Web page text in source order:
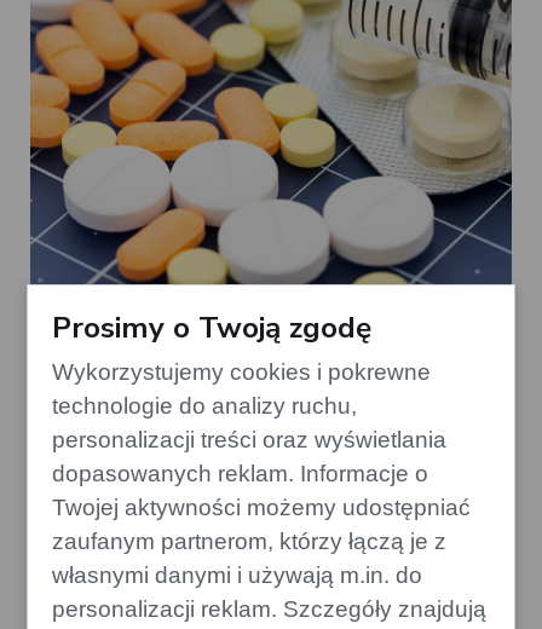
Jakie zagrożenia niosą za sobą
dopalacze?
Prosimy o Twoją zgodę
Wykorzystujemy cookies i pokrewne
technologie do analizy ruchu,
personalizacji treści oraz wyświetlania
dopasowanych reklam. Informacje o
Twojej aktywności możemy udostępniać
zaufanym partnerom, którzy łączą je z
własnymi danymi i używają m.in. do
personalizacji reklam. Szczegóły znajdują